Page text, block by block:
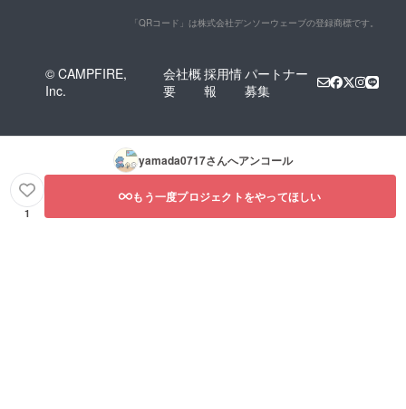
「QRコード」は株式会社デンソーウェーブの登録商標です。
© CAMPFIRE,
Inc.
会社概
要
採用情
報
パートナー
募集
yamada0717さんへアンコール
1
もう一度プロジェクトをやってほしい